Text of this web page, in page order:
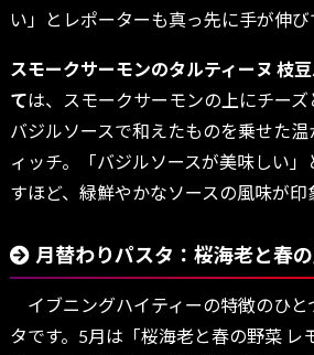
い」とレポーターも真っ先に手が伸び
スモークサーモンのタルティーヌ 枝
ては、スモークサーモンの上にチー
バジルソースで和えたものを乗せた
ィッチ。「バジルソースが美味しい
すほど、緑鮮やかなソースの風味が印
月替わりパスタ：桜海老と春
イブニングハイティーの特徴のひと
タです。5月は「桜海老と春の野菜 レ